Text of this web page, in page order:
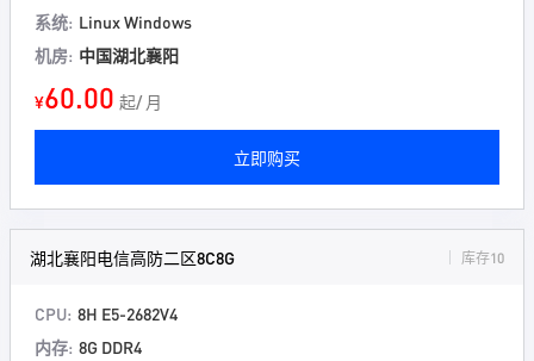
系统: Linux Windows
机房: 中国湖北襄阳
¥60.00 起/ 月
立即购买
湖北襄阳电信高防二区8C8G 库存10
CPU: 8H E5-2682V4
内存: 8G DDR4